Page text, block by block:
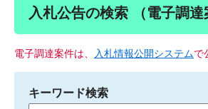
入札公告の検索 （電子調達
電子調達案件は、 入札情報公開システムで
キーワード検索